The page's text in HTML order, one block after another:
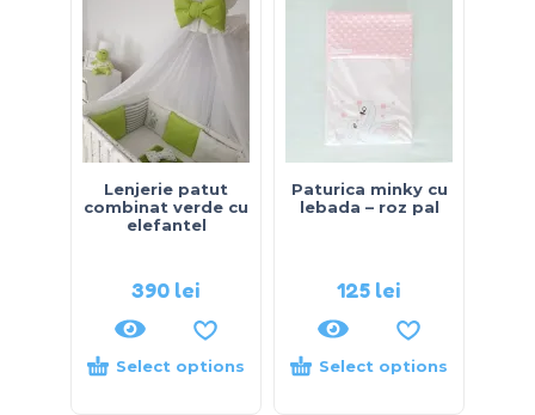
Lenjerie patut
combinat verde cu
elefantel
390 lei
Select options
Paturica minky cu
lebada – roz pal
125 lei
Select options